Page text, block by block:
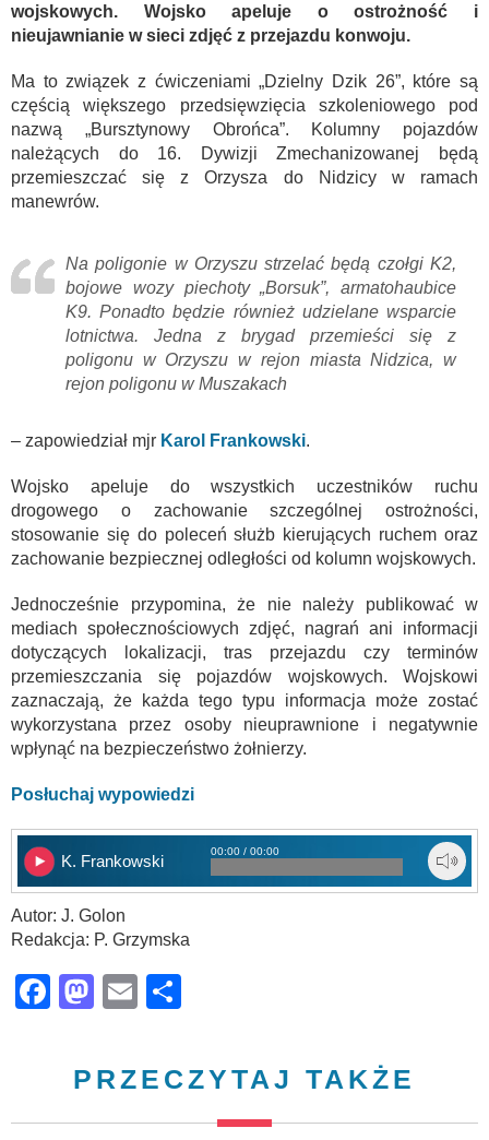
wojskowych. Wojsko apeluje o ostrożność i
nieujawnianie w sieci zdjęć z przejazdu konwoju.
Ma to związek z ćwiczeniami „Dzielny Dzik 26”, które są
częścią większego przedsięwzięcia szkoleniowego pod
nazwą „Bursztynowy Obrońca”. Kolumny pojazdów
należących do 16. Dywizji Zmechanizowanej będą
przemieszczać się z Orzysza do Nidzicy w ramach
manewrów.
Na poligonie w Orzyszu strzelać będą czołgi K2,
bojowe wozy piechoty „Borsuk”, armatohaubice
K9. Ponadto będzie również udzielane wsparcie
lotnictwa. Jedna z brygad przemieści się z
poligonu w Orzyszu w rejon miasta Nidzica, w
rejon poligonu w Muszakach
– zapowiedział mjr Karol Frankowski.
Wojsko apeluje do wszystkich uczestników ruchu
drogowego o zachowanie szczególnej ostrożności,
stosowanie się do poleceń służb kierujących ruchem oraz
zachowanie bezpiecznej odległości od kolumn wojskowych.
Jednocześnie przypomina, że nie należy publikować w
mediach społecznościowych zdjęć, nagrań ani informacji
dotyczących lokalizacji, tras przejazdu czy terminów
przemieszczania się pojazdów wojskowych. Wojskowi
zaznaczają, że każda tego typu informacja może zostać
wykorzystana przez osoby nieuprawnione i negatywnie
wpłynąć na bezpieczeństwo żołnierzy.
Posłuchaj wypowiedzi
K. Frankowski
00:00 / 00:00
Autor: J. Golon
Redakcja: P. Grzymska
Facebook
Mastodon
Email
PRZECZYTAJ TAKŻE